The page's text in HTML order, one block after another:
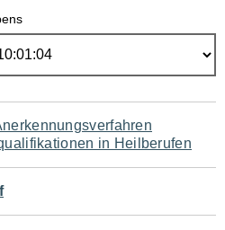
in Heilberufen